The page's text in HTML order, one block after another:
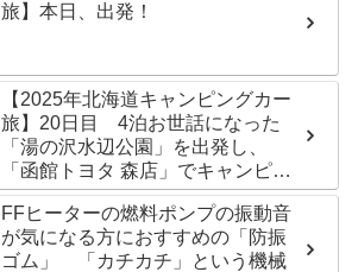
旅】本日、出発！
【2025年北海道キャンピングカー
旅】20日目 4泊お世話になった
「湯の沢水辺公園」を出発し、
「函館トヨタ 森店」でキャンピン
グカーのオイル交換完了！今日は
伊達市の「徳舜瞥山麓キャンプ
場」へ
FFヒーターの燃料ポンプの振動音
が気になる方におすすめの「防振
ゴム」 「カチカチ」という機械